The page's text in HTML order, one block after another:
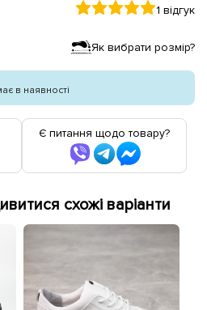
1 відгук
Як вибрати розмір?
в наявності
Є питання щодо товару?
схожі варіанти